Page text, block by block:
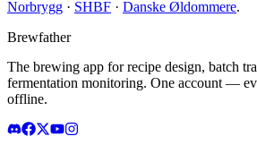
Norbrygg · SHBF · Danske Øldommere.
Brewfather
The brewing app for recipe design, batch
fermentation monitoring. One account —
offline.